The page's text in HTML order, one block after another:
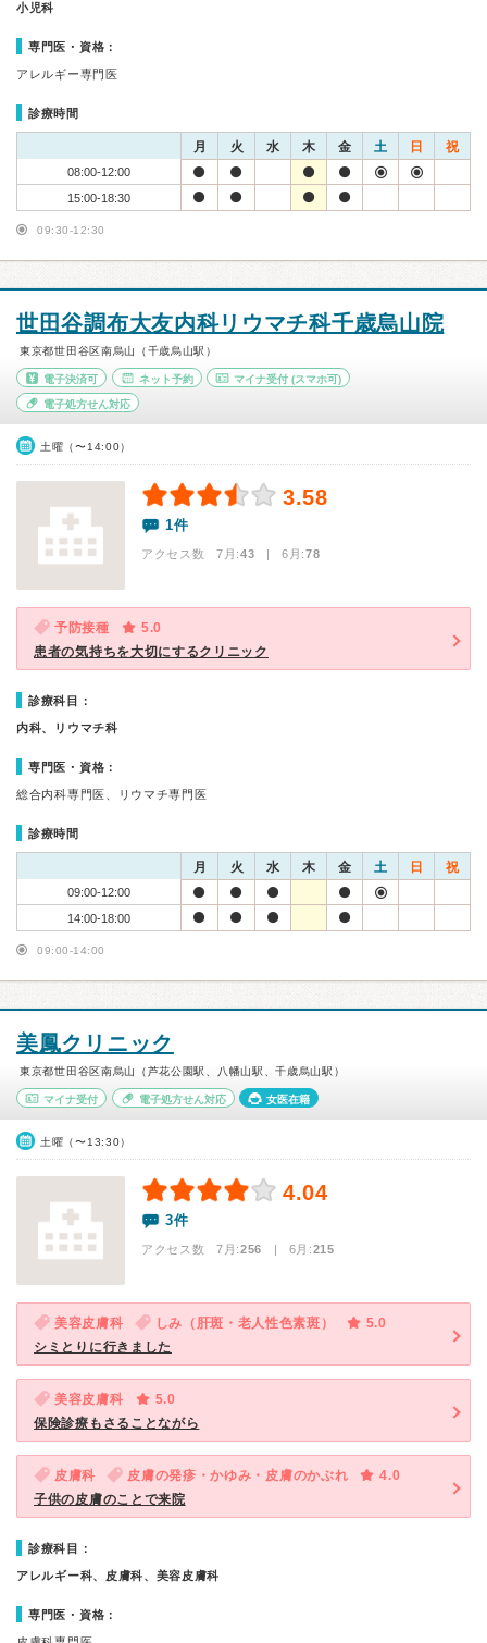
小児科
専門医・資格：
アレルギー専門医
診療時間
月 火 水 木 金 土 日 祝
08:00-12:00
15:00-18:30
09:30-12:30
世田谷調布大友内科リウマチ科千歳烏山院
東京都世田谷区南烏山（千歳烏山駅）
電子決済可 ネット予約 マイナ受付 (スマホ可)
電子処方せん対応
土曜（〜14:00）
3.58
1件
アクセス数 7月:43 | 6月:78
予防接種
5.0
患者の気持ちを大切にするクリニック
診療科目：
内科、リウマチ科
専門医・資格：
総合内科専門医、リウマチ専門医
診療時間
月 火 水 木 金 土 日 祝
09:00-12:00
14:00-18:00
09:00-14:00
美鳳クリニック
東京都世田谷区南烏山（芦花公園駅、八幡山駅、千歳烏山駅）
マイナ受付 電子処方せん対応 女医在籍
土曜（〜13:30）
4.04
3件
アクセス数 7月:256 | 6月:215
美容皮膚科 しみ（肝斑・老人性色素斑）
5.0
シミとりに行きました
美容皮膚科
5.0
保険診療もさることながら
皮膚科 皮膚の発疹・かゆみ・皮膚のかぶれ
4.0
子供の皮膚のことで来院
診療科目：
アレルギー科、皮膚科、美容皮膚科
専門医・資格：